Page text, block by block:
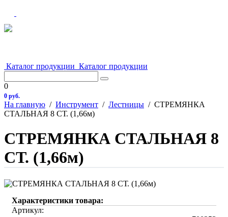
Каталог продукции Каталог продукции
0
0 руб.
На главную / Инструмент / Лестницы / СТРЕМЯНКА
СТАЛЬНАЯ 8 СТ. (1,66м)
СТРЕМЯНКА СТАЛЬНАЯ 8
СТ. (1,66м)
Характеристики товара:
Артикул: